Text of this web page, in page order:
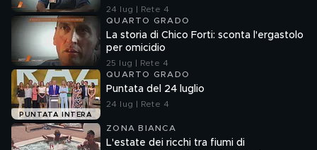
24 lug | Rete 4
QUARTO GRADO
La storia di Chico Forti: sconta l'ergastolo
per omicidio
25 lug | Rete 4
PUNTATA INTERA
QUARTO GRADO
Puntata del 24 luglio
24 lug | Rete 4
ZONA BIANCA
L'estate dei ricchi tra fiumi di